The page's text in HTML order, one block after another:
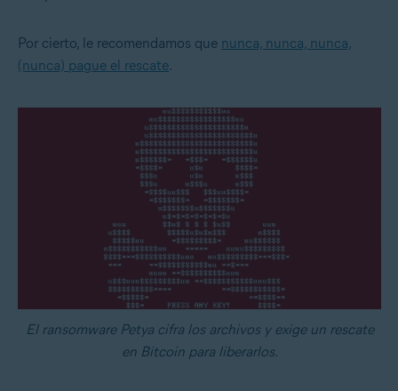
Por cierto, le recomendamos que nunca, nunca, nunca,
(nunca) pague el rescate.
El ransomware Petya cifra los archivos y exige un rescate
en Bitcoin para liberarlos.